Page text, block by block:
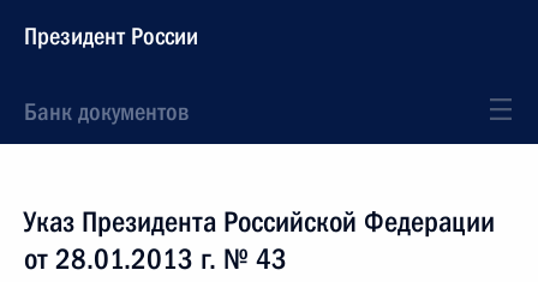
Президент России
Банк документов
Указ Президента Российской Федерации
от 28.01.2013 г. № 43